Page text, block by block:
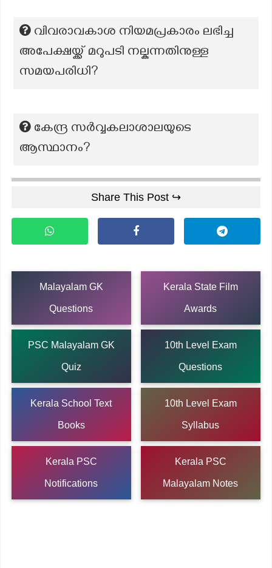
വിവരാവകാശ നിയമപ്രകാരം ലഭിച്ച
അപേക്ഷയ്ക്ക് മറുപടി നല്കുന്നതിനുള്ള
സമയപരിധി?
കേന്ദ്ര സർവ്വകലാശാലയുടെ
ആസ്ഥാനം?
Share This Post ↪
Malayalam GK
Questions
Kerala State Film
Awards
PSC Malayalam GK
Quiz
10th Level Exam
Questions
Kerala School Text
Books
10th Level Exam
Syllabus
Kerala PSC
Notifications
Kerala PSC
Malayalam Notes